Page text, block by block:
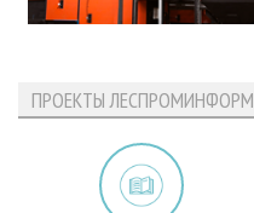
ПРОЕКТЫ ЛЕСПРОМИНФОРМ